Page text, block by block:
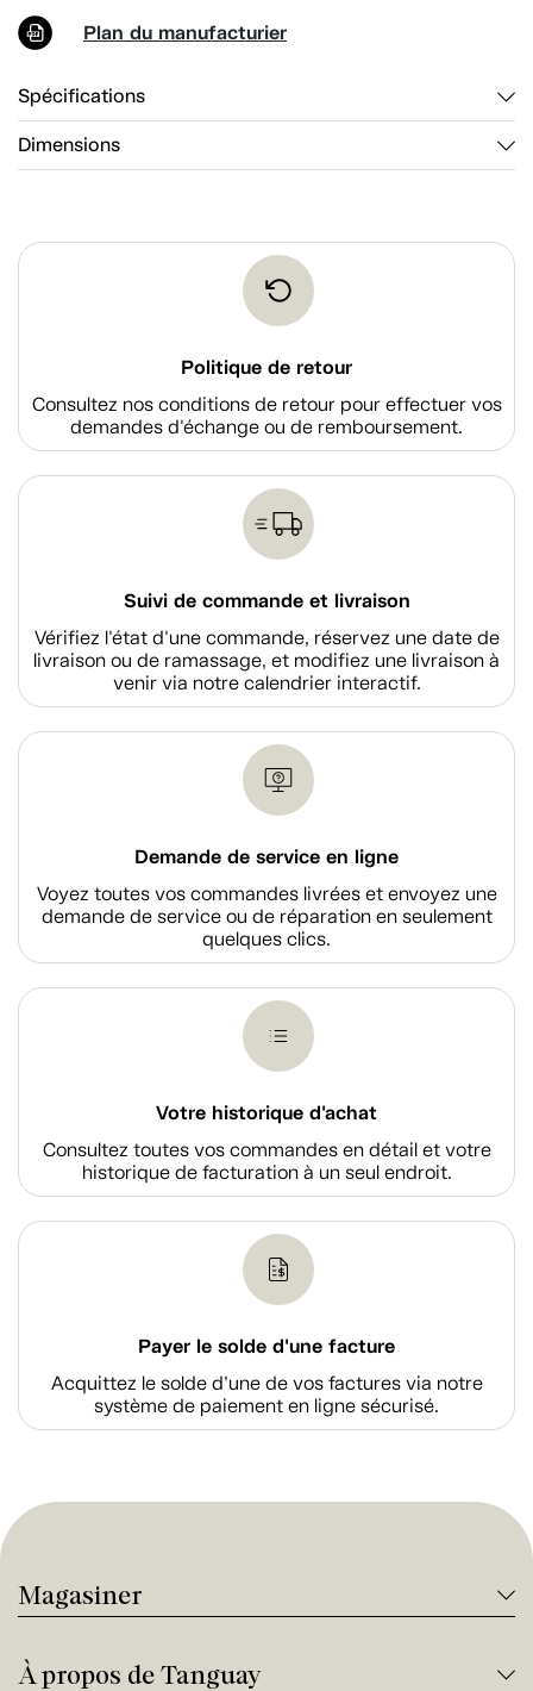
Plan du manufacturier
Spécifications
Dimensions
Politique de retour
Consultez nos conditions de retour pour effectuer vos
demandes d'échange ou de remboursement.
Suivi de commande et livraison
Vérifiez l'état d'une commande, réservez une date de
livraison ou de ramassage, et modifiez une livraison à
venir via notre calendrier interactif.
Demande de service en ligne
Voyez toutes vos commandes livrées et envoyez une
demande de service ou de réparation en seulement
quelques clics.
Votre historique d'achat
Consultez toutes vos commandes en détail et votre
historique de facturation à un seul endroit.
Payer le solde d'une facture
Acquittez le solde d’une de vos factures via notre
système de paiement en ligne sécurisé.
Magasiner
À propos de Tanguay